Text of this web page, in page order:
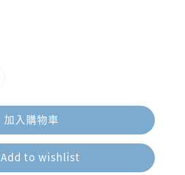
加入購物車
Add to wishlist